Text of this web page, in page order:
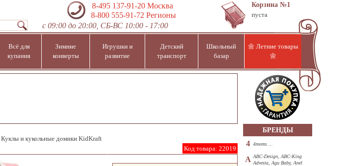
8-495 137-91-20Москва
8-800 555-91-72 Регионы
с 09:00 до 20:00, СБ-ВС 10:00 - 17:00
Корзина №1
пуста
Всё для
купания
Зимние
конверты
Игрушки и
развитие
Детский
транспорт
Школьный
базар
🌼 Летние товары
🌼
Куклы и кукольные домики KidKraft
Код товара: 22019
БРЕНДЫ
4 4moms ...
A ABC-Design, ABC-King
Advesta, Agu Baby, Anel